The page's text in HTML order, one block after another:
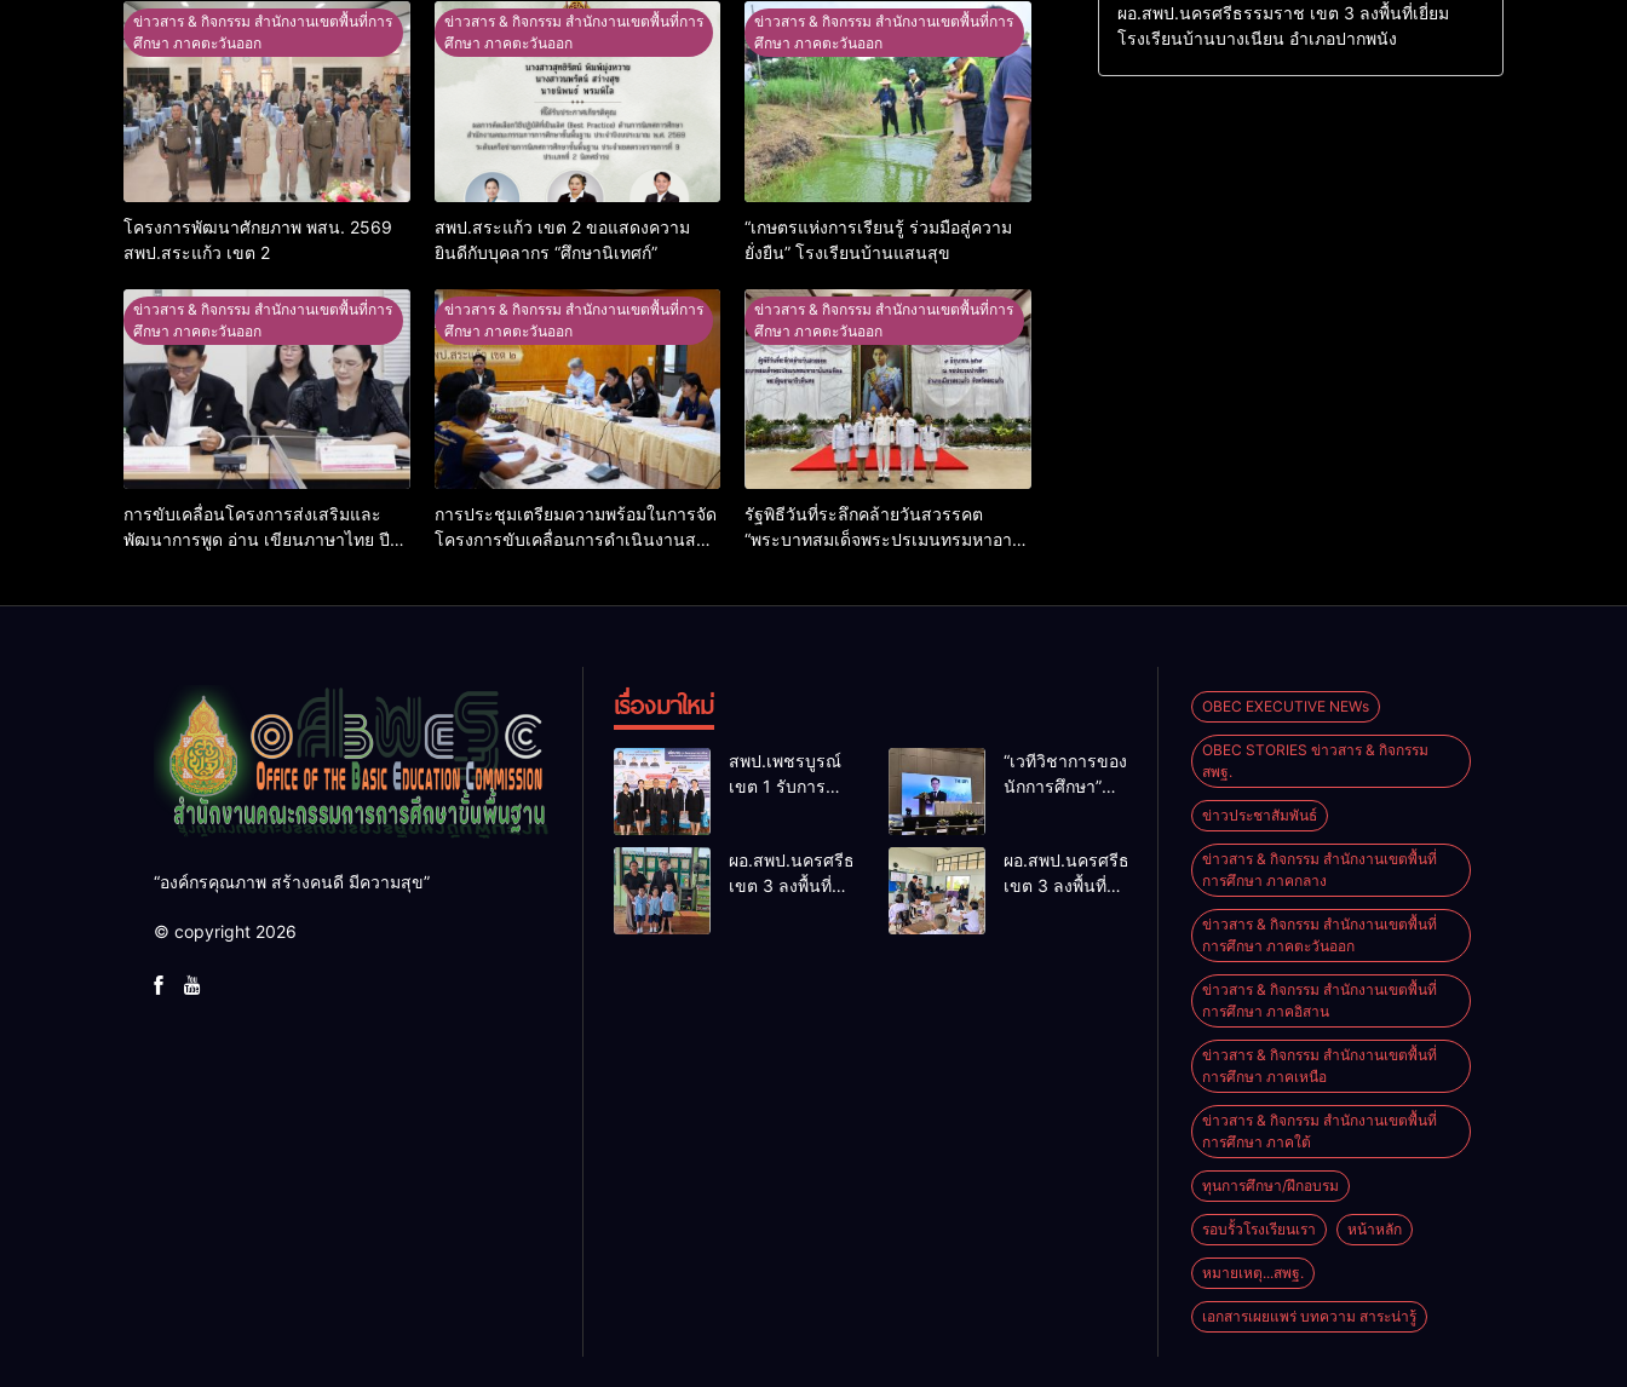
ข่าวสาร & กิจกรรม สำนักงานเขตพื้นที่การ
ศึกษา ภาคตะวันออก
โครงการพัฒนาศักยภาพ พสน. 2569
สพป.สระแก้ว เขต 2
ข่าวสาร & กิจกรรม สำนักงานเขตพื้นที่การ
ศึกษา ภาคตะวันออก
สพป.สระแก้ว เขต 2 ขอแสดงความ
ยินดีกับบุคลากร “ศึกษานิเทศก์”
ข่าวสาร & กิจกรรม สำนักงานเขตพื้นที่การ
ศึกษา ภาคตะวันออก
“เกษตรแห่งการเรียนรู้ ร่วมมือสู่ความ
ยั่งยืน” โรงเรียนบ้านแสนสุข
ข่าวสาร & กิจกรรม สำนักงานเขตพื้นที่การ
ศึกษา ภาคตะวันออก
การขับเคลื่อนโครงการส่งเสริมและ
พัฒนาการพูด อ่าน เขียนภาษาไทย ปี
ข่าวสาร & กิจกรรม สำนักงานเขตพื้นที่การ
ศึกษา ภาคตะวันออก
การประชุมเตรียมความพร้อมในการจัด
โครงการขับเคลื่อนการดำเนินงานสภา
ข่าวสาร & กิจกรรม สำนักงานเขตพื้นที่การ
ศึกษา ภาคตะวันออก
รัฐพิธีวันที่ระลึกคล้ายวันสวรรคต
“พระบาทสมเด็จพระปรเมนทรมหาอา
ผอ.สพป.นครศรีธรรมราช เขต 3 ลงพื้นที่เยี่ยม
โรงเรียนบ้านบางเนียน อำเภอปากพนัง
“องค์กรคุณภาพ สร้างคนดี มีความสุข”
© copyright 2026
เรื่องมาใหม่
สพป.เพชรบูรณ์
เขต 1 รับการ
ประจักษ์ คัดเลือก
“ก.ต.ป.น.
“เวทีวิชาการของ
นักการศึกษา”
Thailand
International
ผอ.สพป.นครศรีธรรมราช
เขต 3 ลงพื้นที่
ผอ.สพป.นครศรีธรรมราช
เขต 3 ลงพื้นที่
OBEC EXECUTIVE NEWs
OBEC STORIES ข่าวสาร & กิจกรรม
สพฐ.
ข่าวประชาสัมพันธ์
ข่าวสาร & กิจกรรม สำนักงานเขตพื้นที่
การศึกษา ภาคกลาง
ข่าวสาร & กิจกรรม สำนักงานเขตพื้นที่
การศึกษา ภาคตะวันออก
ข่าวสาร & กิจกรรม สำนักงานเขตพื้นที่
การศึกษา ภาคอิสาน
ข่าวสาร & กิจกรรม สำนักงานเขตพื้นที่
การศึกษา ภาคเหนือ
ข่าวสาร & กิจกรรม สำนักงานเขตพื้นที่
การศึกษา ภาคใต้
ทุนการศึกษา/ฝึกอบรม
รอบรั้วโรงเรียนเรา หน้าหลัก
หมายเหตุ...สพฐ.
เอกสารเผยแพร่ บทความ สาระน่ารู้